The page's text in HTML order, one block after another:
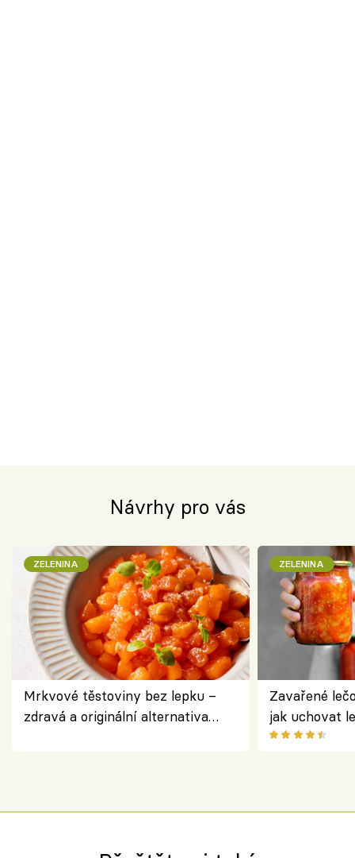
Návrhy pro vás
ZELENINA
Mrkvové těstoviny bez lepku –
zdravá a originální alternativa
ZELENINA
Zavařené
jak uchovat